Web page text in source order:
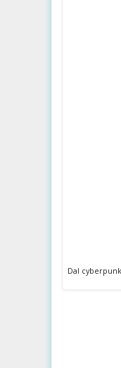
Dal